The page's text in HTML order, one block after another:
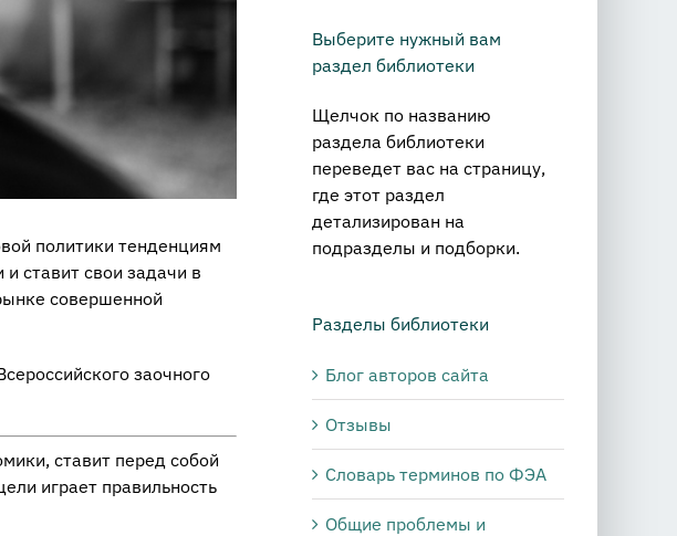
политики тенденциям
ставит свои задачи в
совершенной
заочного
ставит перед собой
играет правильность
Выберите нужный вам
раздел библиотеки
Щелчок по названию
раздела библиотеки
переведет вас на страницу,
где этот раздел
детализирован на
подразделы и подборки.
Разделы библиотеки
Блог авторов сайта
Отзывы
Словарь терминов по ФЭА
Общие проблемы и